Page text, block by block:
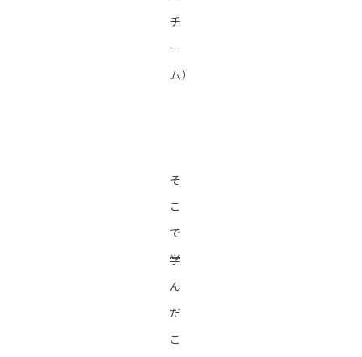
チ
ー
ム）
そ
こ
で
学
ん
だ
こ